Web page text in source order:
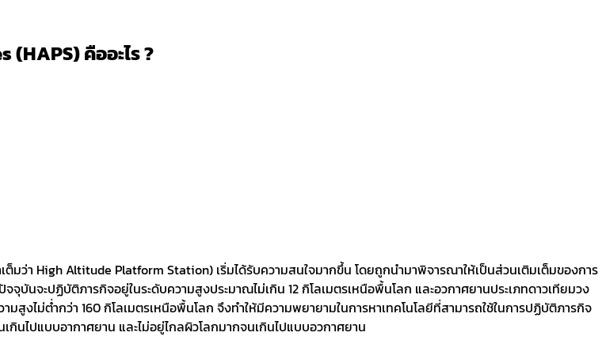
คืออะไร ?
ต็มว่า High Altitude Platform Station) เริ่มได้รับความสนใจมากขึ้น โดยถูกนำมาพิจารณาให้เป็นส่วนเติมเต็มของการ
บันจะปฏิบัติภารกิจอยู่ในระดับความสูงประมาณไม่เกิน 12 กิโลเมตรเหนือพื้นโลก และอวกาศยานประเภทดาวเทียมวง
งไม่ต่ำกว่า 160 กิโลเมตรเหนือพื้นโลก จึงทำให้มีความพยายามในการหาเทคโนโลยีที่สามารถใช้ในการปฏิบัติภารกิจ
นไปแบบอากาศยาน และไม่อยู่ไกลผิวโลกมากจนเกินไปแบบอวกาศยาน